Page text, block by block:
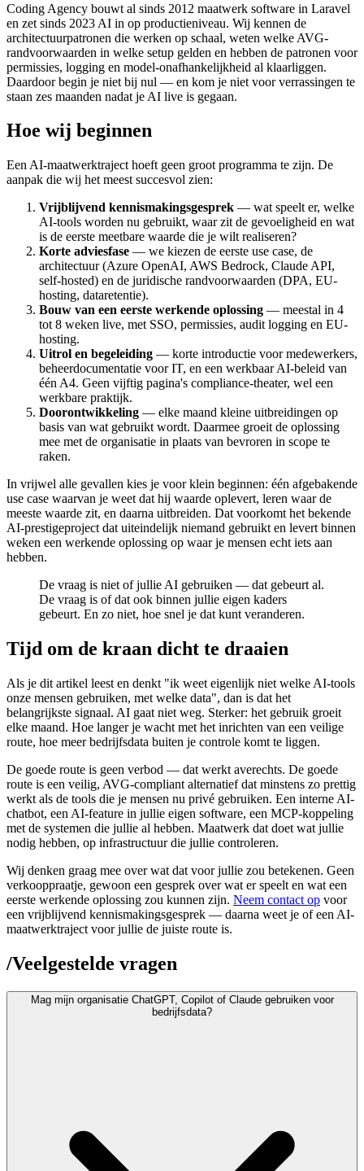
Coding Agency bouwt al sinds 2012 maatwerk software in Laravel
en zet sinds 2023 AI in op productieniveau. Wij kennen de
architectuurpatronen die werken op schaal, weten welke AVG-
randvoorwaarden in welke setup gelden en hebben de patronen voor
permissies, logging en model-onafhankelijkheid al klaarliggen.
Daardoor begin je niet bij nul — en kom je niet voor verrassingen te
staan zes maanden nadat je AI live is gegaan.
Hoe wij beginnen
Een AI-maatwerktraject hoeft geen groot programma te zijn. De
aanpak die wij het meest succesvol zien:
Vrijblijvend kennismakingsgesprek — wat speelt er, welke
AI-tools worden nu gebruikt, waar zit de gevoeligheid en wat
is de eerste meetbare waarde die je wilt realiseren?
Korte adviesfase — we kiezen de eerste use case, de
architectuur (Azure OpenAI, AWS Bedrock, Claude API,
self-hosted) en de juridische randvoorwaarden (DPA, EU-
hosting, dataretentie).
Bouw van een eerste werkende oplossing — meestal in 4
tot 8 weken live, met SSO, permissies, audit logging en EU-
hosting.
Uitrol en begeleiding — korte introductie voor medewerkers,
beheerdocumentatie voor IT, en een werkbaar AI-beleid van
één A4. Geen vijftig pagina's compliance-theater, wel een
werkbare praktijk.
Doorontwikkeling — elke maand kleine uitbreidingen op
basis van wat gebruikt wordt. Daarmee groeit de oplossing
mee met de organisatie in plaats van bevroren in scope te
raken.
In vrijwel alle gevallen kies je voor klein beginnen: één afgebakende
use case waarvan je weet dat hij waarde oplevert, leren waar de
meeste waarde zit, en daarna uitbreiden. Dat voorkomt het bekende
AI-prestigeproject dat uiteindelijk niemand gebruikt en levert binnen
weken een werkende oplossing op waar je mensen echt iets aan
hebben.
De vraag is niet of jullie AI gebruiken — dat gebeurt al.
De vraag is of dat ook binnen jullie eigen kaders
gebeurt. En zo niet, hoe snel je dat kunt veranderen.
Tijd om de kraan dicht te draaien
Als je dit artikel leest en denkt "ik weet eigenlijk niet welke AI-tools
onze mensen gebruiken, met welke data", dan is dat het
belangrijkste signaal. AI gaat niet weg. Sterker: het gebruik groeit
elke maand. Hoe langer je wacht met het inrichten van een veilige
route, hoe meer bedrijfsdata buiten je controle komt te liggen.
De goede route is geen verbod — dat werkt averechts. De goede
route is een veilig, AVG-compliant alternatief dat minstens zo prettig
werkt als de tools die je mensen nu privé gebruiken. Een interne AI-
chatbot, een AI-feature in jullie eigen software, een MCP-koppeling
met de systemen die jullie al hebben. Maatwerk dat doet wat jullie
nodig hebben, op infrastructuur die jullie controleren.
Wij denken graag mee over wat dat voor jullie zou betekenen. Geen
verkooppraatje, gewoon een gesprek over wat er speelt en wat een
eerste werkende oplossing zou kunnen zijn. Neem contact op voor
een vrijblijvend kennismakingsgesprek — daarna weet je of een AI-
maatwerktraject voor jullie de juiste route is.
/Veelgestelde vragen
Mag mijn organisatie ChatGPT, Copilot of Claude gebruiken voor
bedrijfsdata?